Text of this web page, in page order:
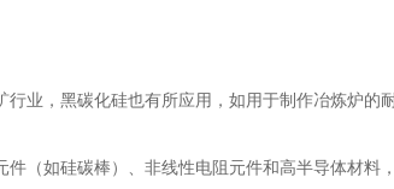
，黑碳化硅也有所应用，如用于制作冶炼炉的耐
如硅碳棒）、非线性电阻元件和高半导体材料，